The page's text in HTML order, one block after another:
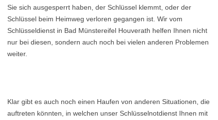
Sie sich ausgesperrt haben, der Schlüssel klemmt, oder der
Schlüssel beim Heimweg verloren gegangen ist. Wir vom
Schlüsseldienst in Bad Münstereifel Houverath helfen Ihnen nicht
nur bei diesen, sondern auch noch bei vielen anderen Problemen
weiter.
Klar gibt es auch noch einen Haufen von anderen Situationen, die
auftreten könnten, in welchen unser Schlüsselnotdienst Ihnen mit